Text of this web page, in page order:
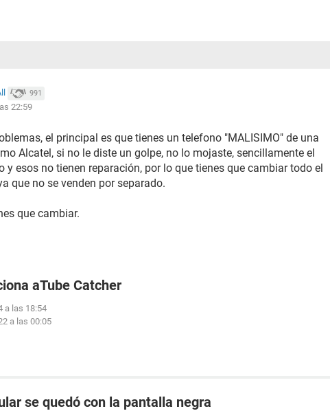
991
22:59
el principal es que tienes un telefono "MALISIMO" de una
Alcatel, si no le diste un golpe, no lo mojaste, sencillamente el
y esos no tienen reparación, por lo que tienes que cambiar todo el
que no se venden por separado.
que cambiar.
aTube Catcher
a las 18:54
a las 00:05
se quedó con la pantalla negra